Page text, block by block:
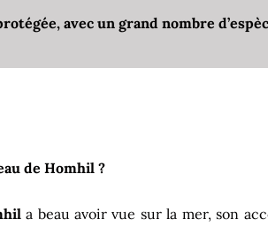
avec un grand nombre
de Homhil ?
a beau avoir vue sur la mer, son